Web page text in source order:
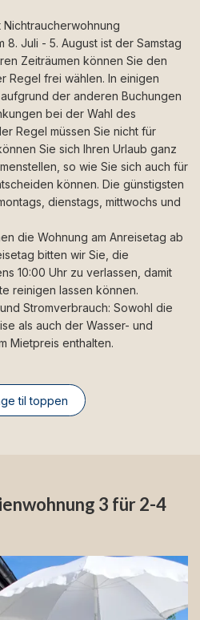
Nichtraucherwohnung
8. Juli - 5. August ist der Samstag
Zeiträumen können Sie den
Regel frei wählen. In einigen
der anderen Buchungen
bei der Wahl des
Regel müssen Sie nicht für
Sie sich Ihren Urlaub ganz
so wie Sie sich auch für
können. Die günstigsten
dienstags, mittwochs und
die Wohnung am Anreisetag ab
bitten wir Sie, die
10:00 Uhr zu verlassen, damit
reinigen lassen können.
Stromverbrauch: Sowohl die
als auch der Wasser- und
Mietpreis enthalten.
til toppen
3 für 2-4